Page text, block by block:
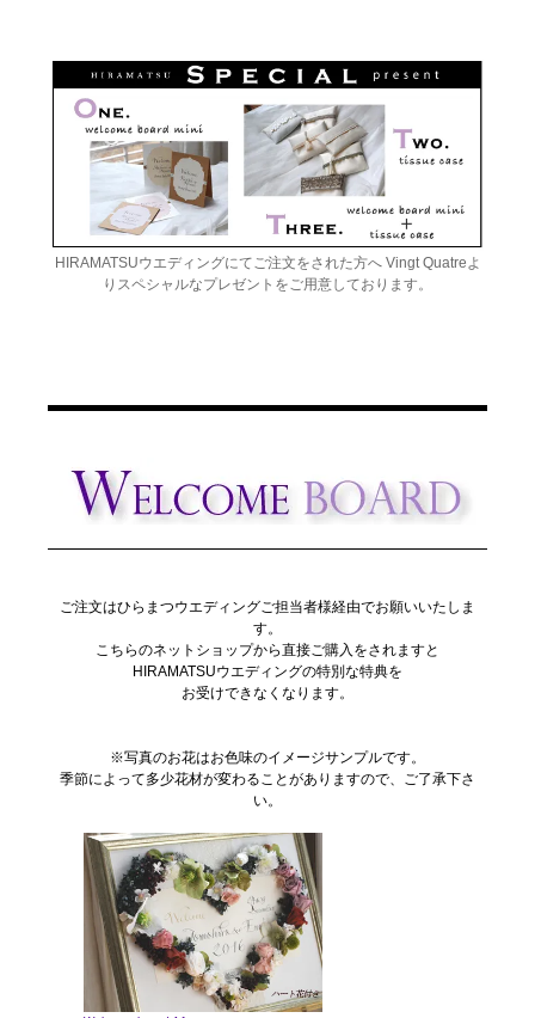
HIRAMATSUウエディングにてご注文をされた方へ Vingt Quatreよ
りスペシャルなプレゼントをご用意しております。
ご注文はひらまつウエディングご担当者様経由でお願いいたしま
す。
こちらのネットショップから直接ご購入をされますと
HIRAMATSUウエディングの特別な特典を
お受けできなくなります。
※写真のお花はお色味のイメージサンプルです。
季節によって多少花材が変わることがありますので、ご了承下さ
い。